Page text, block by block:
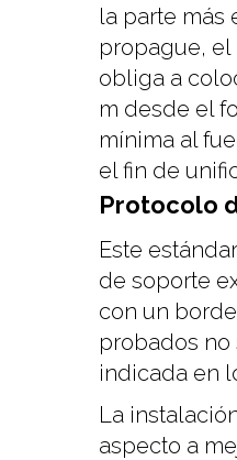
la parte más
propague, el
obliga a
m desde el
mínima al
el fin de
Protocolo
Este
de soporte
con un
probados no
indicada en
La
aspecto a